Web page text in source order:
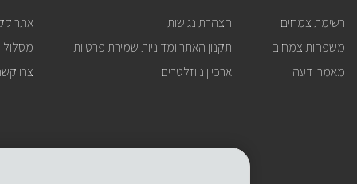
רשימת צמחים
משפחות צמחים
מאמרי דעה
הצהרת נגישות
תקנון האתר ומדיניות שמירת פרטיות
ארכיון ניוזלטרים
אתר
צרו